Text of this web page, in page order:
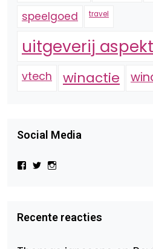
speelgoed travel
uitgeverij aspekt
vtech winactie
Social Media
Bekijk
Beauty-
147775071915783/?
Bekijk
op
Twitter
op
Instagram
Recente reacties